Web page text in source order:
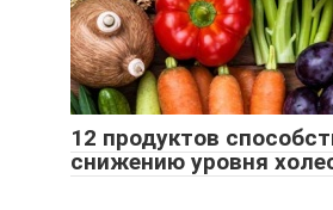
12 продуктов
снижению уровня